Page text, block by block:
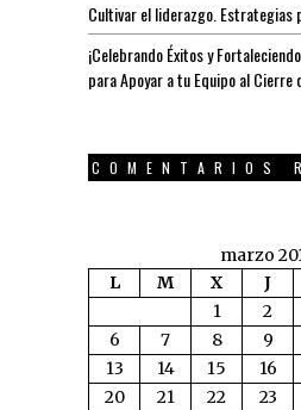
Cultivar el liderazgo. Estrategias
¡Celebrando Éxitos y
para Apoyar a tu Equipo al Cierre
COMENTARIOS
marzo
L
M X J
1 2
6
7 8 9
13
14 15 16
20
21 22 23